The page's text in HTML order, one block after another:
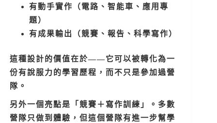
有動手實作（電路、智能車、應用專
題）
有成果輸出（競賽、報告、科學寫作）
這種設計的價值在於——它可以被轉化為一
份有說服力的學習歷程，而不只是參加過營
隊。
另外一個亮點是「競賽＋寫作訓練」。多數
營隊只做到體驗，但這個營隊有進一步幫學